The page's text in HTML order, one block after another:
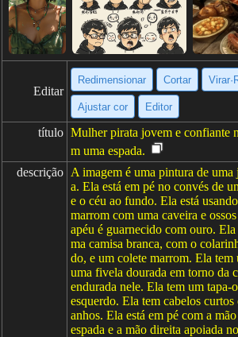
Editar
Redimensionar Cortar
Ajustar cor Editor
título Mulher pirata jovem e confiante
m uma espada.
descrição A imagem é uma pintura de
a. Ela está em pé no convés de
e o céu ao fundo. Ela está
marrom com uma caveira e
apéu é guarnecido com ouro. Ela
ma camisa branca, com o
do, e um colete marrom. Ela
uma fivela dourada em torno da
endurada nele. Ela tem um
esquerdo. Ela tem cabelos curtos
anhos. Ela está em pé com a
espada e a mão direita apoiada